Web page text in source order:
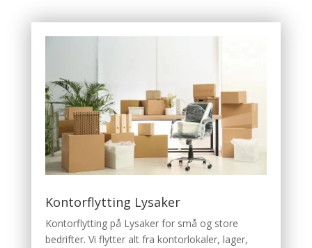
Kontorflytting Lysaker
Kontorflytting på Lysaker for små og store
bedrifter. Vi flytter alt fra kontorlokaler, lager,